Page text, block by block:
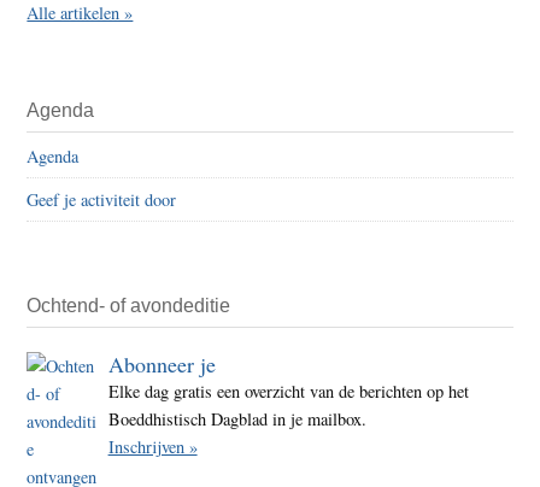
Alle artikelen »
Agenda
Agenda
Geef je activiteit door
Ochtend- of avondeditie
Abonneer je
Elke dag gratis een overzicht van de berichten op het
Boeddhistisch Dagblad in je mailbox.
Inschrijven »